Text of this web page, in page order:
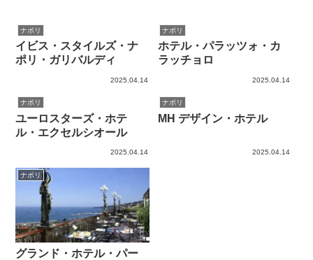
ナポリ
イビス・スタイルズ・ナ
ポリ・ガリバルディ
2025.04.14
ナポリ
ホテル・パラッツォ・カ
ラッチョロ
2025.04.14
ナポリ
ユーロスターズ・ホテ
ル・エクセルシオール
2025.04.14
ナポリ
MH デザイン・ホテル
2025.04.14
ナポリ
グランド・ホテル・パー